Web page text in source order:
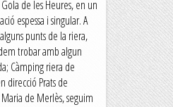
de les Heures, en un
espessa i singular. A
punts de la riera,
trobar amb algun
Càmping riera de
direcció Prats de
de Merlès, seguim